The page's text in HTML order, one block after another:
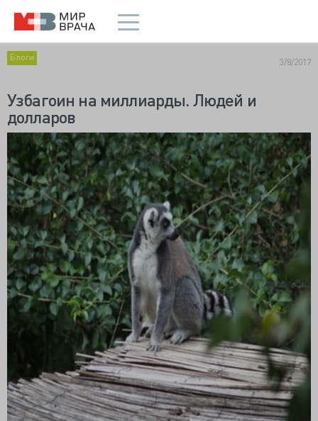
Блоги 3/8/2017
Узбагоин на миллиарды. Людей и
долларов